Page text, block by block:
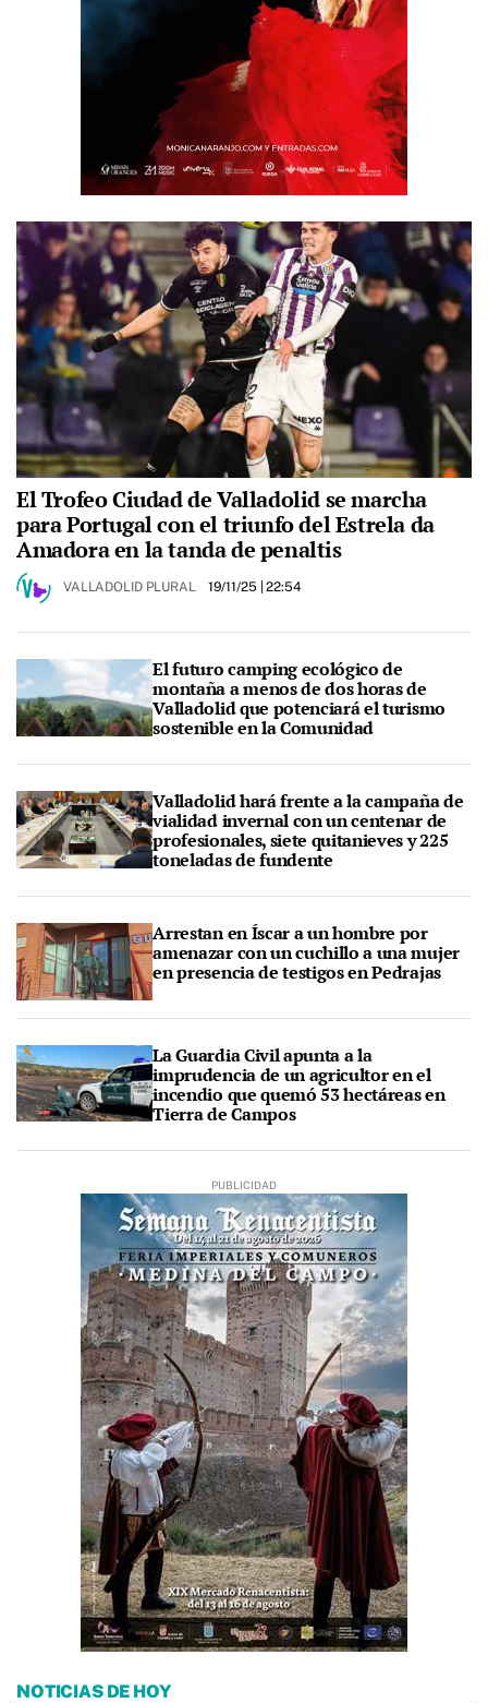
El Trofeo Ciudad de Valladolid se marcha
para Portugal con el triunfo del Estrela da
Amadora en la tanda de penaltis
VALLADOLID PLURAL 19/11/25 | 22:54
El futuro camping ecológico de
montaña a menos de dos horas de
Valladolid que potenciará el turismo
sostenible en la Comunidad
Valladolid hará frente a la campaña de
vialidad invernal con un centenar de
profesionales, siete quitanieves y 225
toneladas de fundente
Arrestan en Íscar a un hombre por
amenazar con un cuchillo a una mujer
en presencia de testigos en Pedrajas
La Guardia Civil apunta a la
imprudencia de un agricultor en el
incendio que quemó 53 hectáreas en
Tierra de Campos
NOTICIAS DE HOY